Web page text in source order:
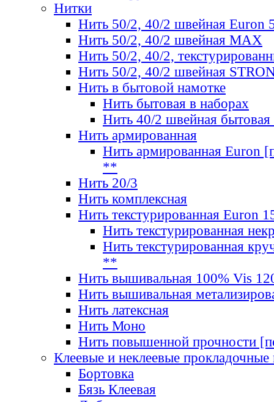
Нитки
Нить 50/2, 40/2 швейная Euron
Нить 50/2, 40/2 швейная МАХ
Нить 50/2, 40/2,
Нить 50/2, 40/2 швейная
Нить в бытовой намотке
Нить бытовая в наборах
Нить 40/2 швейная бытовая
Нить армированная
Нить армированная Euron
**
Нить 20/3
Нить комплексная
Нить текстурированная Euron
Нить текстурированная
Нить текстурированная
**
Нить вышивальная 100% Vis
Нить вышивальная
Нить латексная
Нить Моно
Нить повышенной прочности
Клеевые и неклеевые прокладочные
Бортовка
Бязь Клеевая